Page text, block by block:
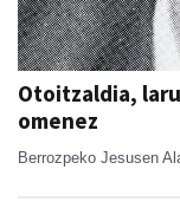
Otoitzaldia,
omenez
Berrozpeko Jesusen